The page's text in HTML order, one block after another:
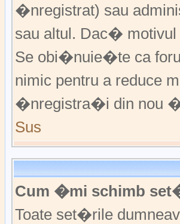
�nregistrat) sau
sau altul. Dac�
Se obi�nuie�te ca
nimic pentru a
�nregistra�i din nou
Sus
Cum �mi schimb
Toate set�rile